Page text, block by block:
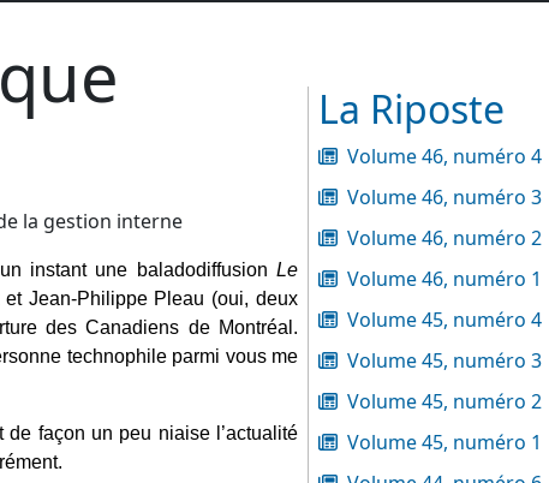
la gestion interne
instant une baladodiffusion Le
Jean-Philippe Pleau (oui, deux
des Canadiens de Montréal.
technophile parmi vous me
de façon un peu niaise l’actualité
La Riposte
Volume 46, numéro 4
Volume 46, numéro 3
Volume 46, numéro 2
Volume 46, numéro 1
Volume 45, numéro 4
Volume 45, numéro 3
Volume 45, numéro 2
Volume 45, numéro 1